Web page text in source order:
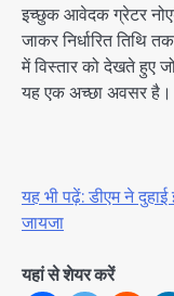
इच्छुक आवेदक ग्रेटर
जाकर निर्धारित
में विस्तार को देखते हुए
यह एक अच्छा अवसर है।
यह भी पढ़ें: डीएम ने
जायजा
यहां से शेयर करें